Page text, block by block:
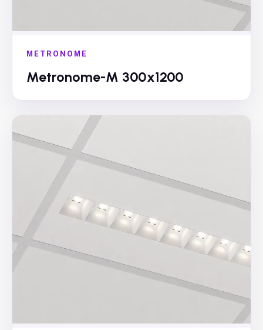
METRONOME
Metronome-M 300x1200